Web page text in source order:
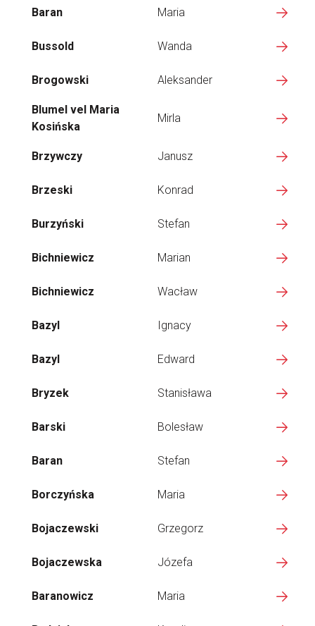
Baran Maria
Bussold Wanda
Brogowski Aleksander
Blumel vel Maria
Kosińska
Mirla
Brzywczy Janusz
Brzeski Konrad
Burzyński Stefan
Bichniewicz Marian
Bichniewicz Wacław
Bazyl Ignacy
Bazyl Edward
Bryzek Stanisława
Barski Bolesław
Baran Stefan
Borczyńska Maria
Bojaczewski Grzegorz
Bojaczewska Józefa
Baranowicz Maria